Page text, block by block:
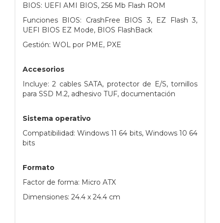
BIOS: UEFI AMI BIOS, 256 Mb Flash ROM
Funciones BIOS: CrashFree BIOS 3, EZ Flash 3,
UEFI BIOS EZ Mode, BIOS FlashBack
Gestión: WOL por PME, PXE
Accesorios
Incluye: 2 cables SATA, protector de E/S, tornillos
para SSD M.2, adhesivo TUF, documentación
Sistema operativo
Compatibilidad: Windows 11 64 bits, Windows 10 64
bits
Formato
Factor de forma: Micro ATX
Dimensiones: 24.4 x 24.4 cm